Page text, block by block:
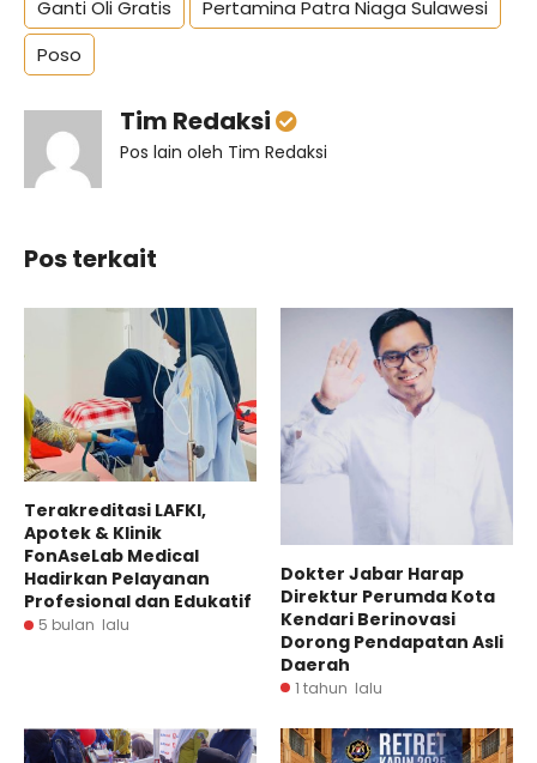
Ganti Oli Gratis
Pertamina Patra Niaga Sulawesi
Poso
Tim Redaksi
Pos lain oleh Tim Redaksi
Pos terkait
Terakreditasi LAFKI,
Apotek & Klinik
FonAseLab Medical
Hadirkan Pelayanan
Profesional dan Edukatif
5 bulan lalu
Dokter Jabar Harap
Direktur Perumda Kota
Kendari Berinovasi
Dorong Pendapatan Asli
Daerah
1 tahun lalu